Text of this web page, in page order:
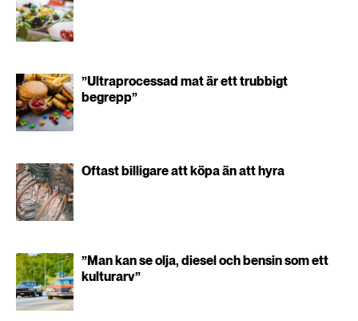
”Ultraprocessad mat är ett trubbigt
begrepp”
Oftast billigare att köpa än att hyra
”Man kan se olja, diesel och bensin som ett
kulturarv”